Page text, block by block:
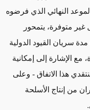
النهائي الذي فرضوه
غير متوفرة، يتمحور
سريان القيود الدولية
مع الإشارة إلى إمكانية
هذا الاتفاق - وعلى
من إنتاج الأسلحة